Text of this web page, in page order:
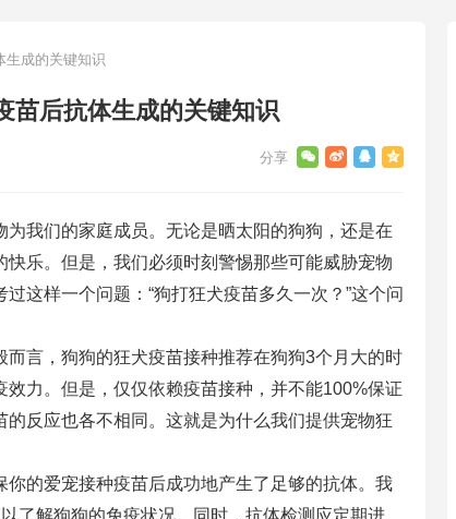
成的关键知识
后抗体生成的关键知识
我们的家庭成员。无论是晒太阳的狗狗，还是在
乐。但是，我们必须时刻警惕那些可能威胁宠物
这样一个问题：“狗打狂犬疫苗多久一次？”这个问
言，狗狗的狂犬疫苗接种推荐在狗狗3个月大的时
力。但是，仅仅依赖疫苗接种，并不能100%保证
反应也各不相同。这就是为什么我们提供宠物狂
的爱宠接种疫苗后成功地产生了足够的抗体。我
了解狗狗的免疫状况。同时，抗体检测应定期进